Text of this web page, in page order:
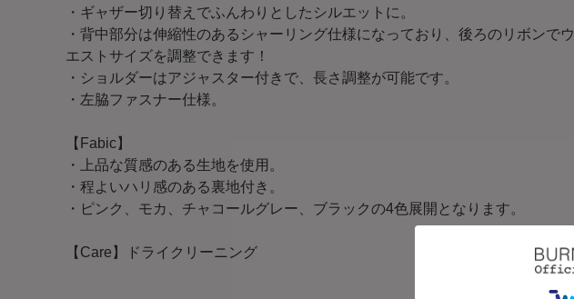
・ギャザー切り替えでふんわりとしたシルエットに。
・背中部分は伸縮性のあるシャーリング仕様になっており、後ろのリボンでウ
エストサイズを調整できます！
・ショルダーはアジャスター付きで、長さ調整が可能です。
・左脇ファスナー仕様。
【Fabic】
・上品な質感のある生地を使用。
・程よいハリ感のある裏地付き。
・ピンク、モカ、チャコールグレー、ブラックの4色展開となります。
【Care】ドライクリーニング